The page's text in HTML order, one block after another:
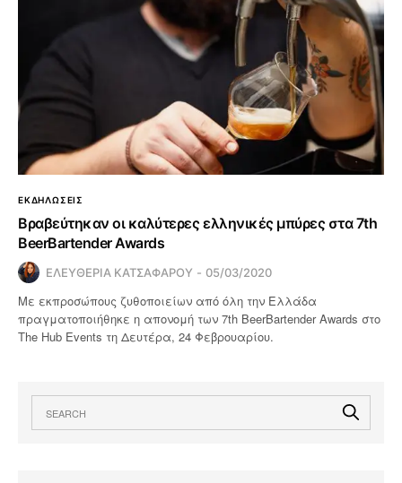
ΕΚΔΗΛΩΣΕΙΣ
Βραβεύτηκαν οι καλύτερες ελληνικές μπύρες στα 7th
BeerBartender Awards
ΕΛΕΥΘΕΡΙΑ ΚΑΤΣΑΦΑΡΟΥ 05/03/2020
Με εκπροσώπους ζυθοποιείων από όλη την Ελλάδα
πραγματοποιήθηκε η απονομή των 7th BeerBartender Awards στο
The Hub Events τη Δευτέρα, 24 Φεβρουαρίου.